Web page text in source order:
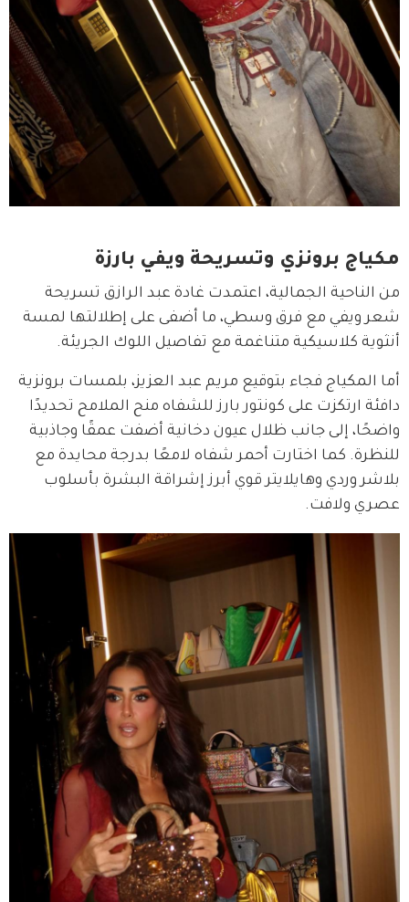
مكياج برونزي وتسريحة ويفي بارزة
من الناحية الجمالية، اعتمدت غادة عبد الرازق تسريحة
شعر ويفي مع فرق وسطي، ما أضفى على إطلالتها لمسة
أنثوية كلاسيكية متناغمة مع تفاصيل اللوك الجريئة.
أما المكياج فجاء بتوقيع مريم عبد العزيز، بلمسات برونزية
دافئة ارتكزت على كونتور بارز للشفاه منح الملامح تحديدًا
واضحًا، إلى جانب ظلال عيون دخانية أضفت عمقًا وجاذبية
للنظرة. كما اختارت أحمر شفاه لامعًا بدرجة محايدة مع
بلاشر وردي وهايلايتر قوي أبرز إشراقة البشرة بأسلوب
عصري ولافت.